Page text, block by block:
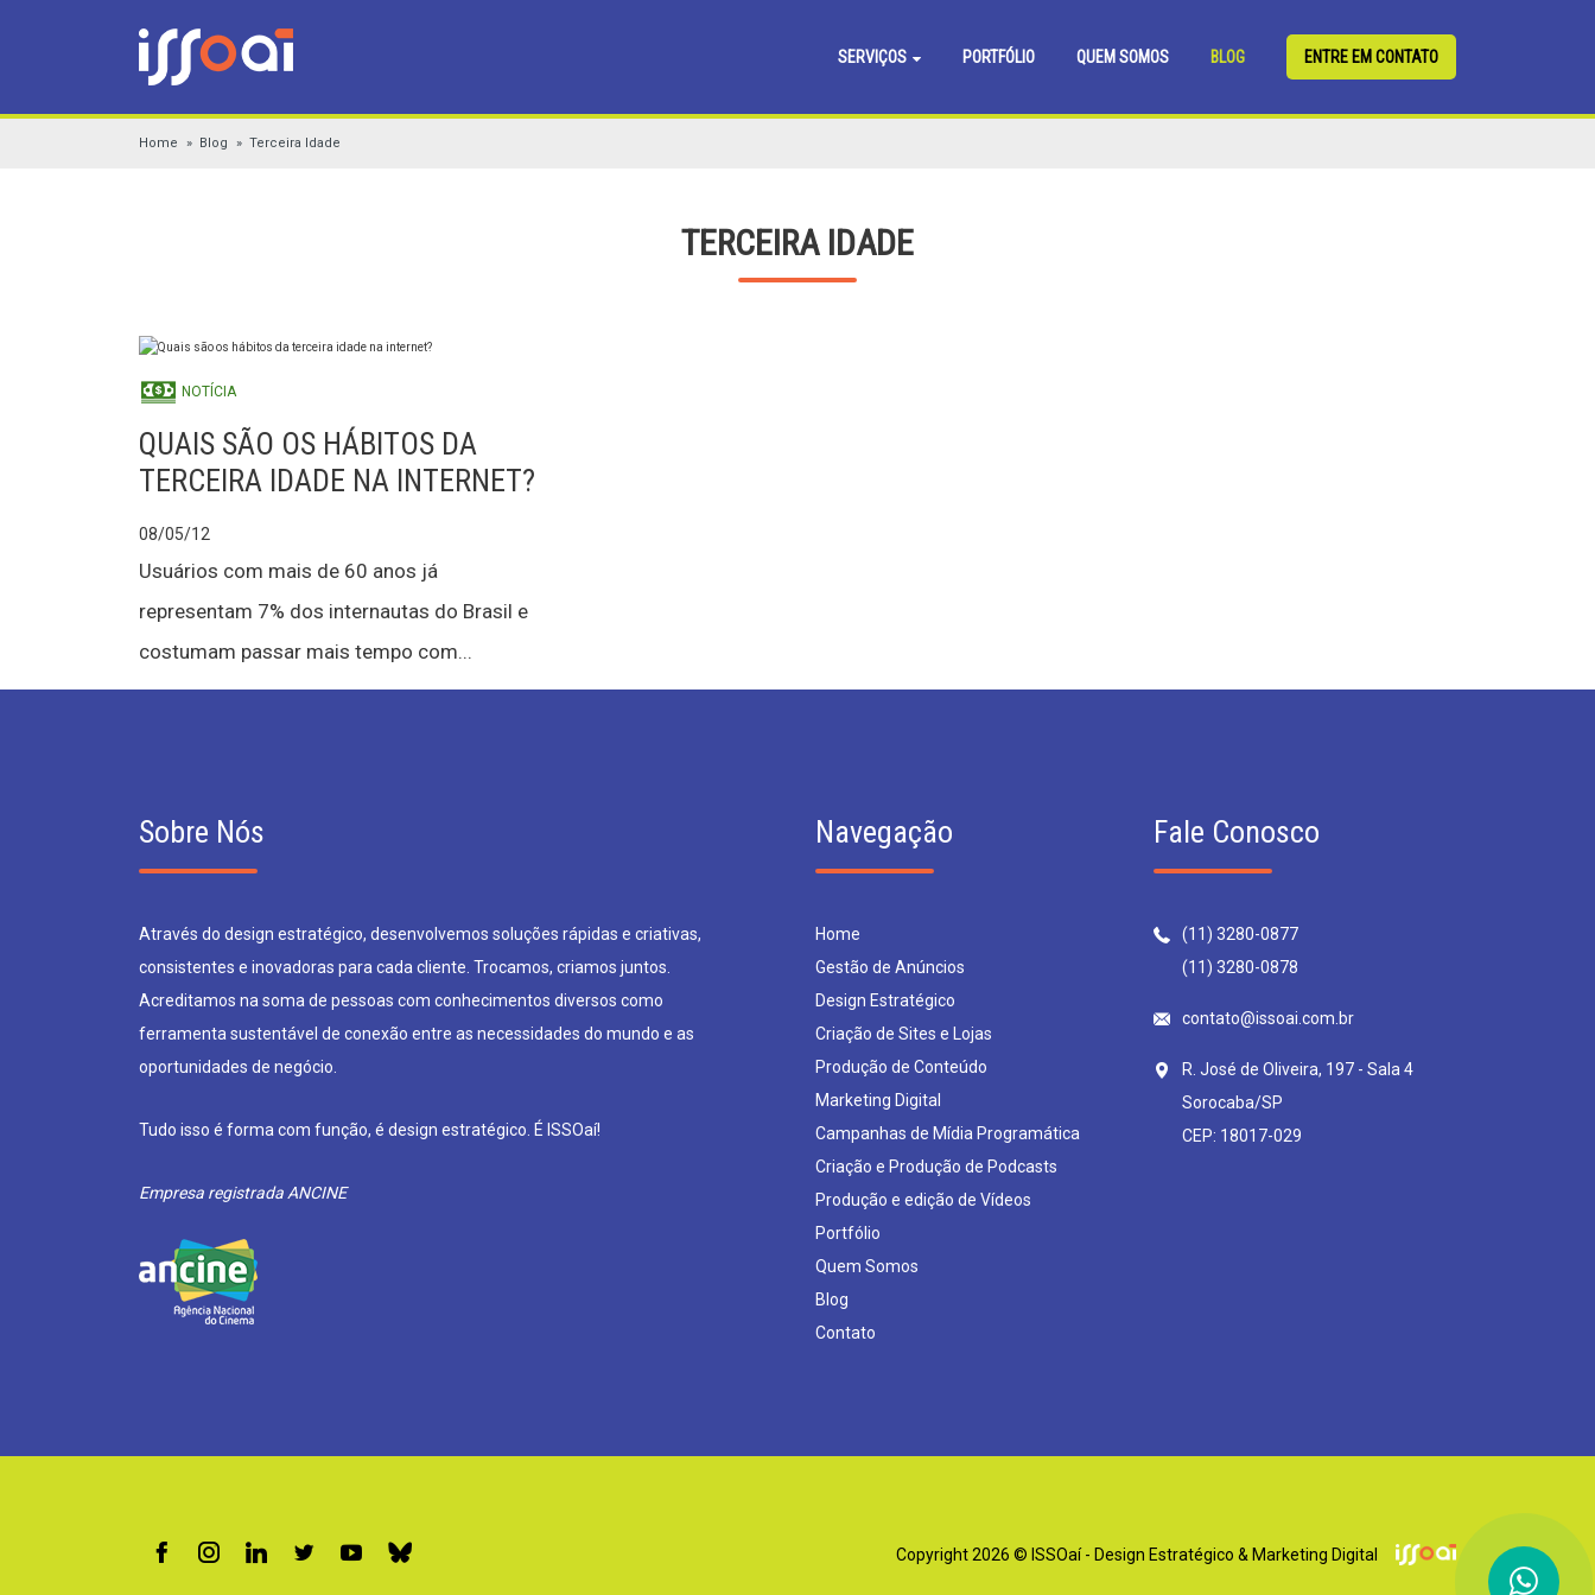
SERVIÇOS PORTFÓLIO QUEM SOMOS BLOG ENTRE EM CONTATO
Home Blog Terceira Idade
TERCEIRA IDADE
NOTÍCIA
QUAIS SÃO OS HÁBITOS DA
TERCEIRA IDADE NA INTERNET?
08/05/12
Usuários com mais de 60 anos já
representam 7% dos internautas do Brasil e
costumam passar mais tempo com...
Sobre Nós
Através do design estratégico, desenvolvemos soluções rápidas e criativas,
consistentes e inovadoras para cada cliente. Trocamos, criamos juntos.
Acreditamos na soma de pessoas com conhecimentos diversos como
ferramenta sustentável de conexão entre as necessidades do mundo e as
oportunidades de negócio.
Tudo isso é forma com função, é design estratégico. É ISSOaí!
Empresa registrada ANCINE
Navegação
Home
Gestão de Anúncios
Design Estratégico
Criação de Sites e Lojas
Produção de Conteúdo
Marketing Digital
Campanhas de Mídia Programática
Criação e Produção de Podcasts
Produção e edição de Vídeos
Portfólio
Quem Somos
Blog
Contato
Fale Conosco
(11) 3280-0877
(11) 3280-0878
contato@issoai.com.br
R. José de Oliveira, 197 - Sala 4
Sorocaba/SP
CEP: 18017-029
Copyright 2026 © ISSOaí - Design Estratégico & Marketing Digital